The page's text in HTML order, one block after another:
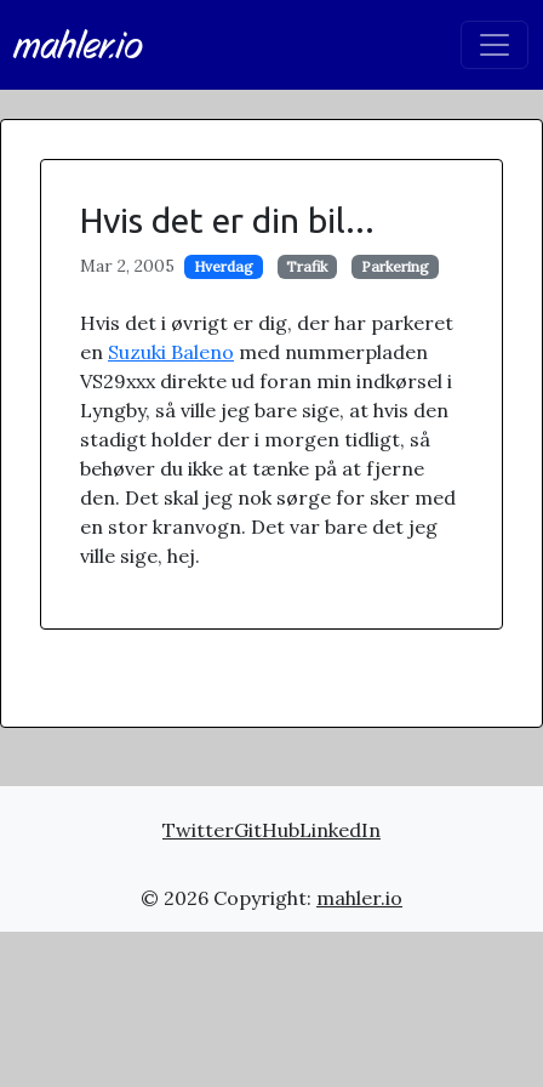
mahler.io
Hvis det er din bil...
Mar 2, 2005 Hverdag Trafik Parkering
Hvis det i øvrigt er dig, der har parkeret
en Suzuki Baleno med nummerpladen
VS29xxx direkte ud foran min indkørsel i
Lyngby, så ville jeg bare sige, at hvis den
stadigt holder der i morgen tidligt, så
behøver du ikke at tænke på at fjerne
den. Det skal jeg nok sørge for sker med
en stor kranvogn. Det var bare det jeg
ville sige, hej.
TwitterGitHubLinkedIn
© 2026 Copyright: mahler.io